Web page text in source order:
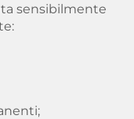
sensibilmente